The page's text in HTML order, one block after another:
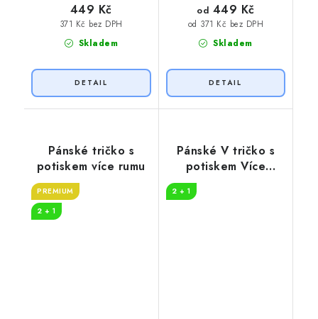
Skladem
371 Kč bez DPH
449 Kč
Skladem
od 371 Kč bez DPH
od 449 Kč
Pánské tričko s
potiskem více rumu
PREMIUM
2 + 1
Pánské V tričko s
potiskem Více
2 + 1